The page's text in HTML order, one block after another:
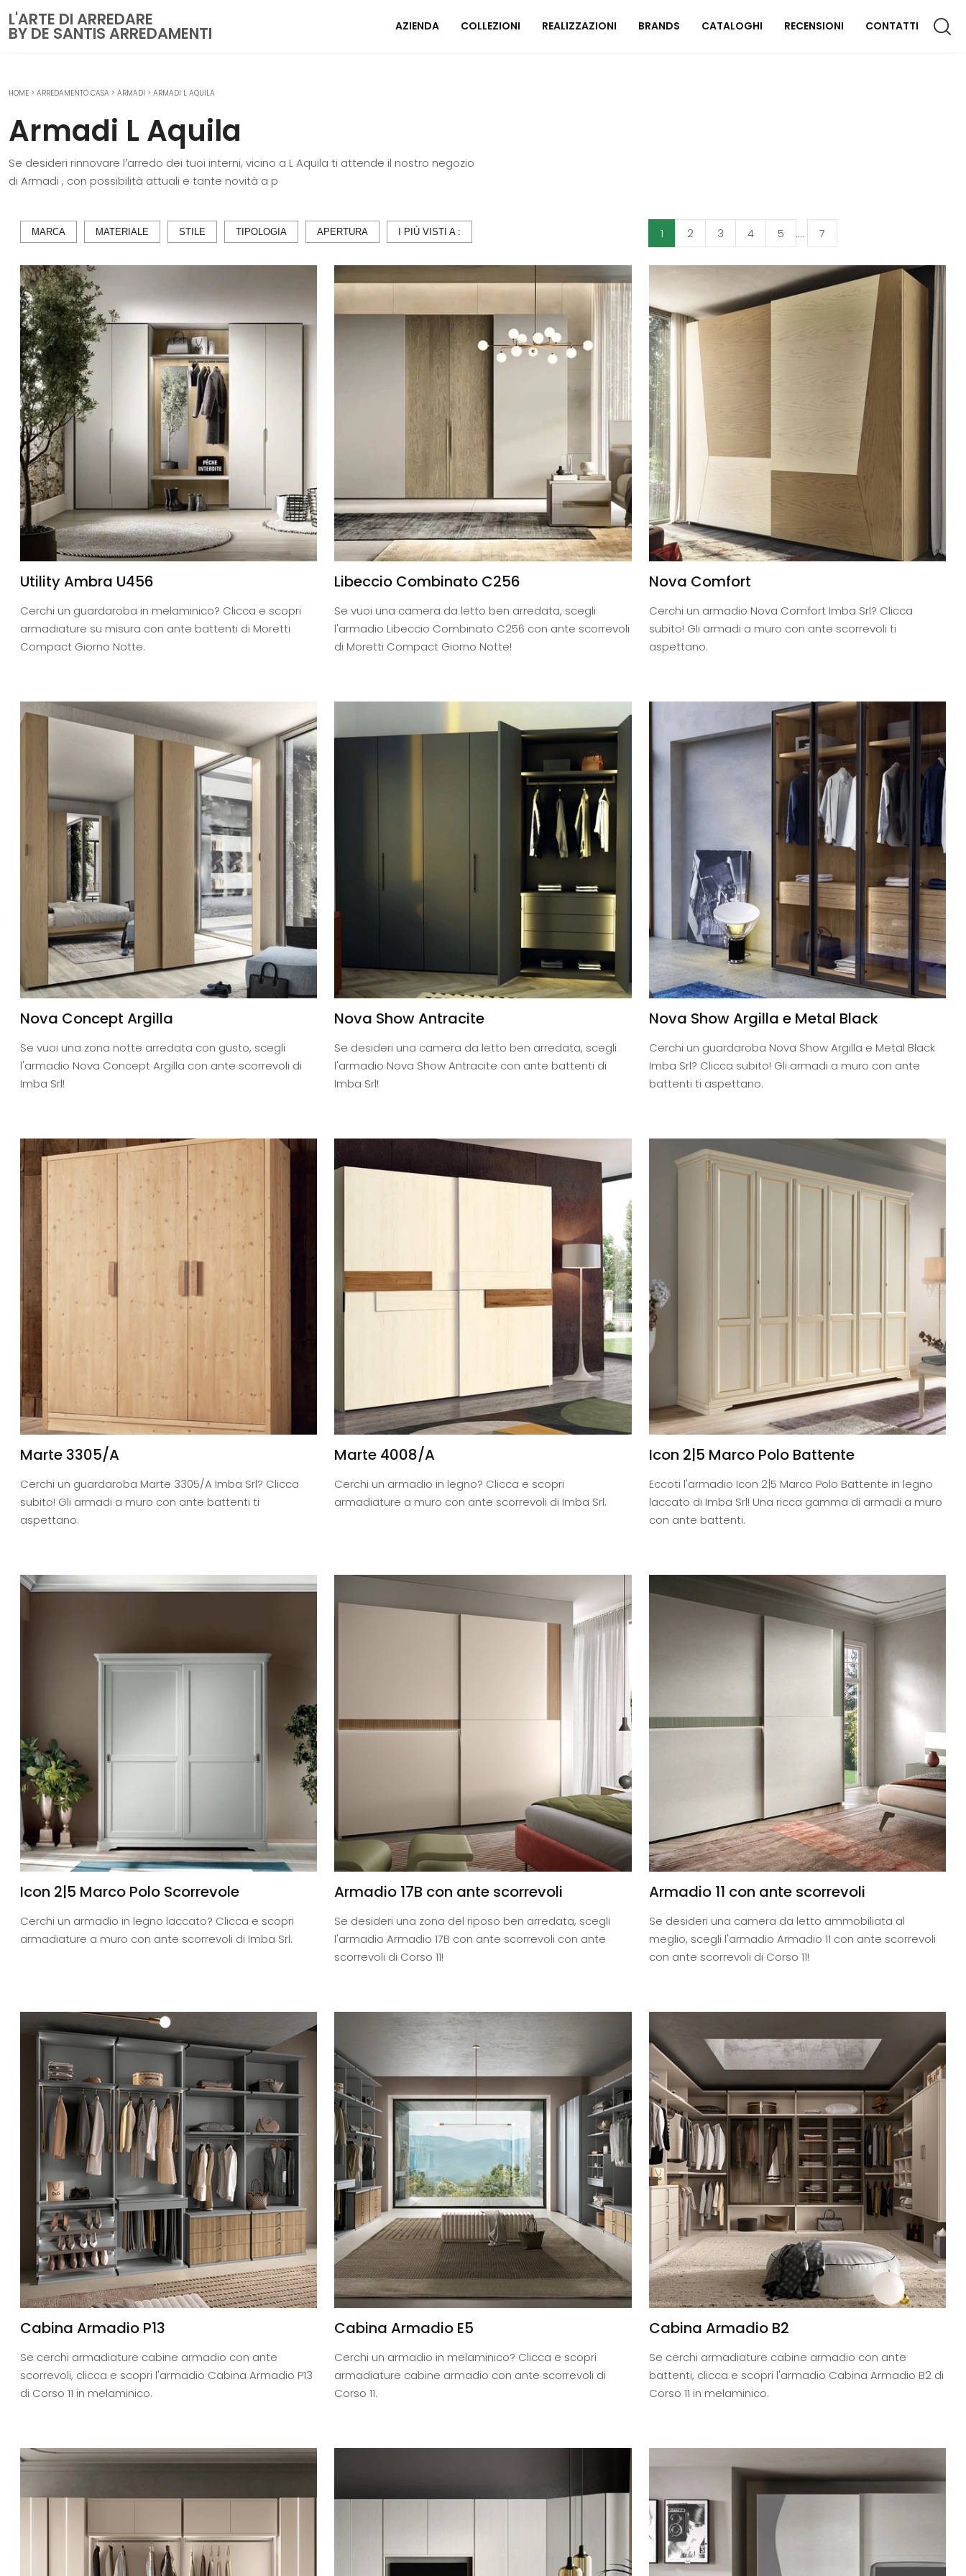
L'ARTE DI ARREDARE
BY DE SANTIS ARREDAMENTI AZIENDA COLLEZIONI
CUCINE
Cucine Moderne
Cucine Classiche
Cucine su misura
Librerie
Pareti Attrezzate
Salotti
Poltrone
Madie
Poltrone relax
ZONA NOTTE
Letti
Comodini
Armadi
Camerette
UFFICIO
Arredo Ufficio
REALIZZAZIONI BRANDS CATALOGHI RECENSIONI CONTATTI
HOME > ARREDAMENTO CASA > ARMADI > ARMADI L AQUILA
Armadi L Aquila
Se desideri rinnovare l’arredo dei tuoi interni, vicino a L Aquila ti attende il nostro negozio
di Armadi , con possibilità attuali e tante novità a p
MARCA MATERIALE STILE TIPOLOGIA APERTURA I PIÙ VISTI A : 1 2 3 4 5 .... 7
Utility Ambra U456
Cerchi un guardaroba in melaminico? Clicca e scopri
armadiature su misura con ante battenti di Moretti
Compact Giorno Notte.
Libeccio Combinato C256
Se vuoi una camera da letto ben arredata, scegli
l'armadio Libeccio Combinato C256 con ante scorrevoli
di Moretti Compact Giorno Notte!
Nova Comfort
Cerchi un armadio Nova Comfort Imba Srl? Clicca
subito! Gli armadi a muro con ante scorrevoli ti
aspettano.
Nova Concept Argilla
Se vuoi una zona notte arredata con gusto, scegli
l'armadio Nova Concept Argilla con ante scorrevoli di
Imba Srl!
Nova Show Antracite
Se desideri una camera da letto ben arredata, scegli
l'armadio Nova Show Antracite con ante battenti di
Imba Srl!
Nova Show Argilla e Metal Black
Cerchi un guardaroba Nova Show Argilla e Metal Black
Imba Srl? Clicca subito! Gli armadi a muro con ante
battenti ti aspettano.
Marte 3305/A
Cerchi un guardaroba Marte 3305/A Imba Srl? Clicca
subito! Gli armadi a muro con ante battenti ti
aspettano.
Marte 4008/A
Cerchi un armadio in legno? Clicca e scopri
armadiature a muro con ante scorrevoli di Imba Srl.
Icon 2|5 Marco Polo Battente
Eccoti l'armadio Icon 2|5 Marco Polo Battente in legno
laccato di Imba Srl! Una ricca gamma di armadi a muro
con ante battenti.
Icon 2|5 Marco Polo Scorrevole
Cerchi un armadio in legno laccato? Clicca e scopri
armadiature a muro con ante scorrevoli di Imba Srl.
Armadio 17B con ante scorrevoli
Se desideri una zona del riposo ben arredata, scegli
l'armadio Armadio 17B con ante scorrevoli con ante
scorrevoli di Corso 11!
Armadio 11 con ante scorrevoli
Se desideri una camera da letto ammobiliata al
meglio, scegli l'armadio Armadio 11 con ante scorrevoli
con ante scorrevoli di Corso 11!
Cabina Armadio P13
Se cerchi armadiature cabine armadio con ante
scorrevoli, clicca e scopri l'armadio Cabina Armadio P13
di Corso 11 in melaminico.
Cabina Armadio E5
Cerchi un armadio in melaminico? Clicca e scopri
armadiature cabine armadio con ante scorrevoli di
Corso 11.
Cabina Armadio B2
Se cerchi armadiature cabine armadio con ante
battenti, clicca e scopri l'armadio Cabina Armadio B2 di
Corso 11 in melaminico.